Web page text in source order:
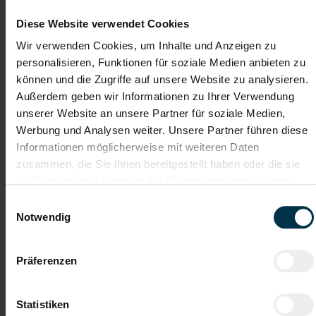
Diese Website verwendet Cookies
Wir verwenden Cookies, um Inhalte und Anzeigen zu
personalisieren, Funktionen für soziale Medien anbieten zu
können und die Zugriffe auf unsere Website zu analysieren.
Außerdem geben wir Informationen zu Ihrer Verwendung
unserer Website an unsere Partner für soziale Medien,
Werbung und Analysen weiter. Unsere Partner führen diese
Informationen möglicherweise mit weiteren Daten
zusammen, die Sie ihnen bereitgestellt haben oder die sie
Notwendig
Präferenzen
Statistiken
Selbstständiges Arbeiten nach technischen Zeichnungen
Edelstahl
Schweißenvon dünnen Blechen wie auch Materialstärken
zwischen 10 und 50 mm
Eigenverantwortliches Arbeiten
sowie enge
Zusammenarbeit im Team
Einhaltung unserer Qualitäts-, Sicherheits- und
Fertigungsstandards
Unbefristetes